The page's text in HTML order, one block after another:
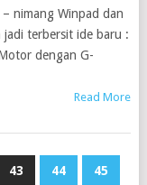
nimang Winpad dan
terbersit ide baru :
dengan G-
Read More
43 44 45